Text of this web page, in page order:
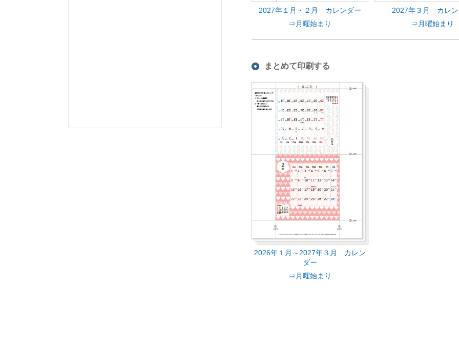
2027年１月・２月 カレンダー
⇒月曜始まり
2027年３月 カレン
⇒月曜始まり
まとめて印刷する
2026年１月～2027年３月 カレン
ダー
⇒月曜始まり